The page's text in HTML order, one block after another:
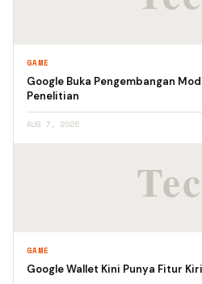
GAME
Google Buka Pengembangan
Penelitian
AUG 7, 2026
GAME
Google Wallet Kini Punya Fitur